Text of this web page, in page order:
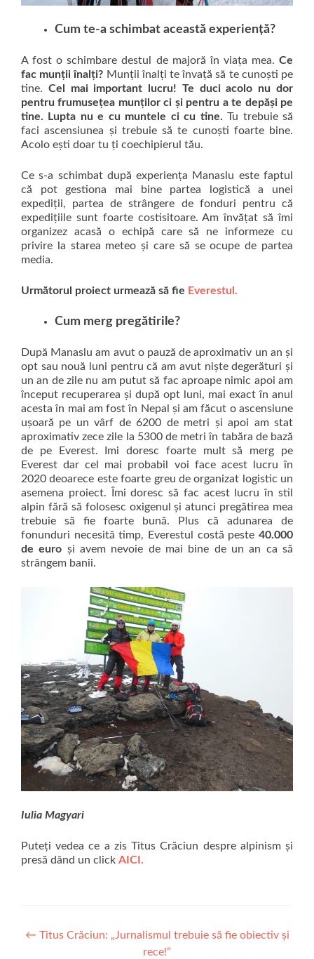
Cum te-a schimbat această experiență?
A fost o schimbare destul de majoră în viața mea. Ce
fac munții înalți? Munții înalți te învață să te cunoști pe
tine. Cel mai important lucru! Te duci acolo nu dor
pentru frumusețea munților ci și pentru a te depăși pe
tine. Lupta nu e cu muntele ci cu tine.Tu trebuie să
faci ascensiunea și trebuie să te cunoști foarte bine.
Acolo ești doar tu ți coechipierul tău.
Ce s-a schimbat după experiența Manaslu este faptul
că pot gestiona mai bine partea logistică a unei
expediții, partea de strângere de fonduri pentru că
expedițiile sunt foarte costisitoare. Am învățat să îmi
organizez acasă o echipă care să ne informeze cu
privire la starea meteo și care să se ocupe de partea
media.
Următorul proiect urmează să fie Everestul.
Cum merg pregătirile?
După Manaslu am avut o pauză de aproximativ un an și
opt sau nouă luni pentru că am avut niște degerături și
un an de zile nu am putut să fac aproape nimic apoi am
început recuperarea și după opt luni, mai exact în anul
acesta în mai am fost în Nepal și am făcut o ascensiune
ușoară pe un vârf de 6200 de metri și apoi am stat
aproximativ zece zile la 5300 de metri în tabăra de bază
de pe Everest. Imi doresc foarte mult să merg pe
Everest dar cel mai probabil voi face acest lucru în
2020 deoarece este foarte greu de organizat logistic un
asemena proiect. Îmi doresc să fac acest lucru în stil
alpin fără să folosesc oxigenul și atunci pregătirea mea
trebuie să fie foarte bună. Plus că adunarea de
fonunduri necesită timp, Everestul costă peste 40.000
de euro și avem nevoie de mai bine de un an ca să
strângem banii.
Iulia Magyari
Puteți vedea ce a zis Titus Crăciun despre alpinism și
presă dând un click AICI.
Navigare
← Titus Crăciun: „Jurnalismul trebuie să fie obiectiv și
rece!”